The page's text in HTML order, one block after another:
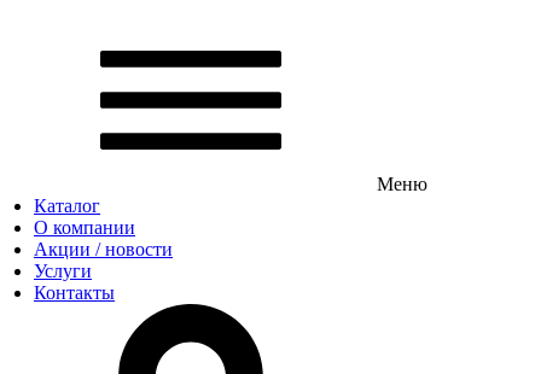
Меню
Каталог
О компании
Акции / новости
Услуги
Контакты